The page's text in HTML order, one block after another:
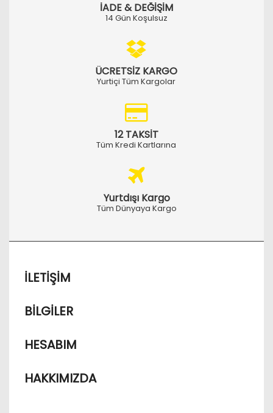
İADE & DEĞİŞİM
14 Gün Koşulsuz
ÜCRETSİZ KARGO
Yurtiçi Tüm Kargolar
12 TAKSİT
Tüm Kredi Kartlarına
Yurtdışı Kargo
Tüm Dünyaya Kargo
İLETIŞIM
BILGILER
HESABIM
HAKKIMIZDA